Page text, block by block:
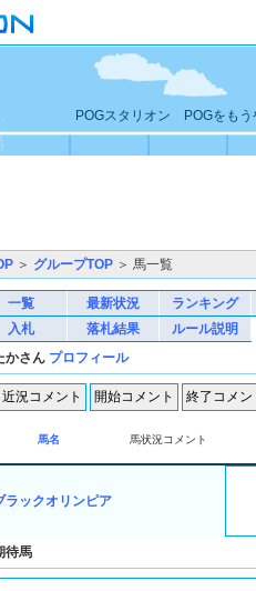
POGスタリオン POGをもう
＞ グループTOP ＞ 馬一覧
一覧 最新状況
ランキング
入札
落札結果
ルール説明
かさん プロフィール
馬名
馬状況コメント
ラックオリンピア
待馬